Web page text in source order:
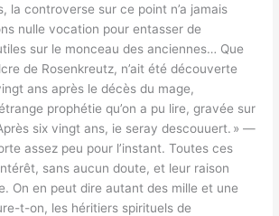
la controverse sur ce point n’a jamais
nulle vocation pour entasser de
sur le monceau des anciennes… Que
de Rosenkreutz, n’ait été découverte
ans après le décès du mage,
prophétie qu’on a pu lire, gravée sur
six vingt ans, ie seray descouuert. » —
assez peu pour l’instant. Toutes ces
sans aucun doute, et leur raison
On en peut dire autant des mille et une
t-on, les héritiers spirituels de